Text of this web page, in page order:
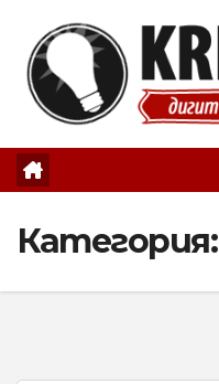
content
Категория: